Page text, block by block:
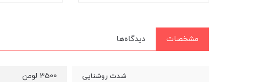
مشخصات دیدگاه‌ها
شدت روشنایی 3500 لومن